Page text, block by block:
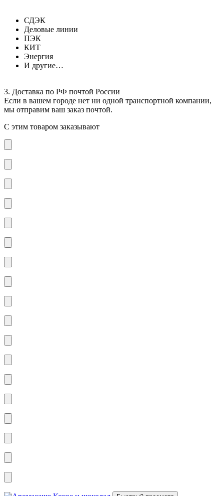
СДЭК
Деловые линии
ПЭК
КИТ
Энергия
И другие…
3. Доставка по РФ почтой России
Если в вашем городе нет ни одной транспортной компании,
мы отправим ваш заказ почтой.
С этим товаром заказывают